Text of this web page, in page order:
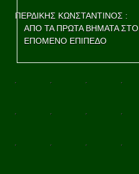
ΠΕΡΔΙΚΗΣ ΚΩΝΣΤΑΝΤΙΝΟΣ :
ΑΠΟ ΤΑ ΠΡΩΤΑ ΒΗΜΑΤΑ ΣΤΟ
ΕΠΟΜΕΝΟ ΕΠΙΠΕΔΟ